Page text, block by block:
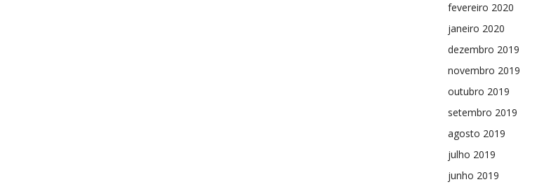
fevereiro 2020
janeiro 2020
dezembro 2019
novembro 2019
outubro 2019
setembro 2019
agosto 2019
julho 2019
junho 2019